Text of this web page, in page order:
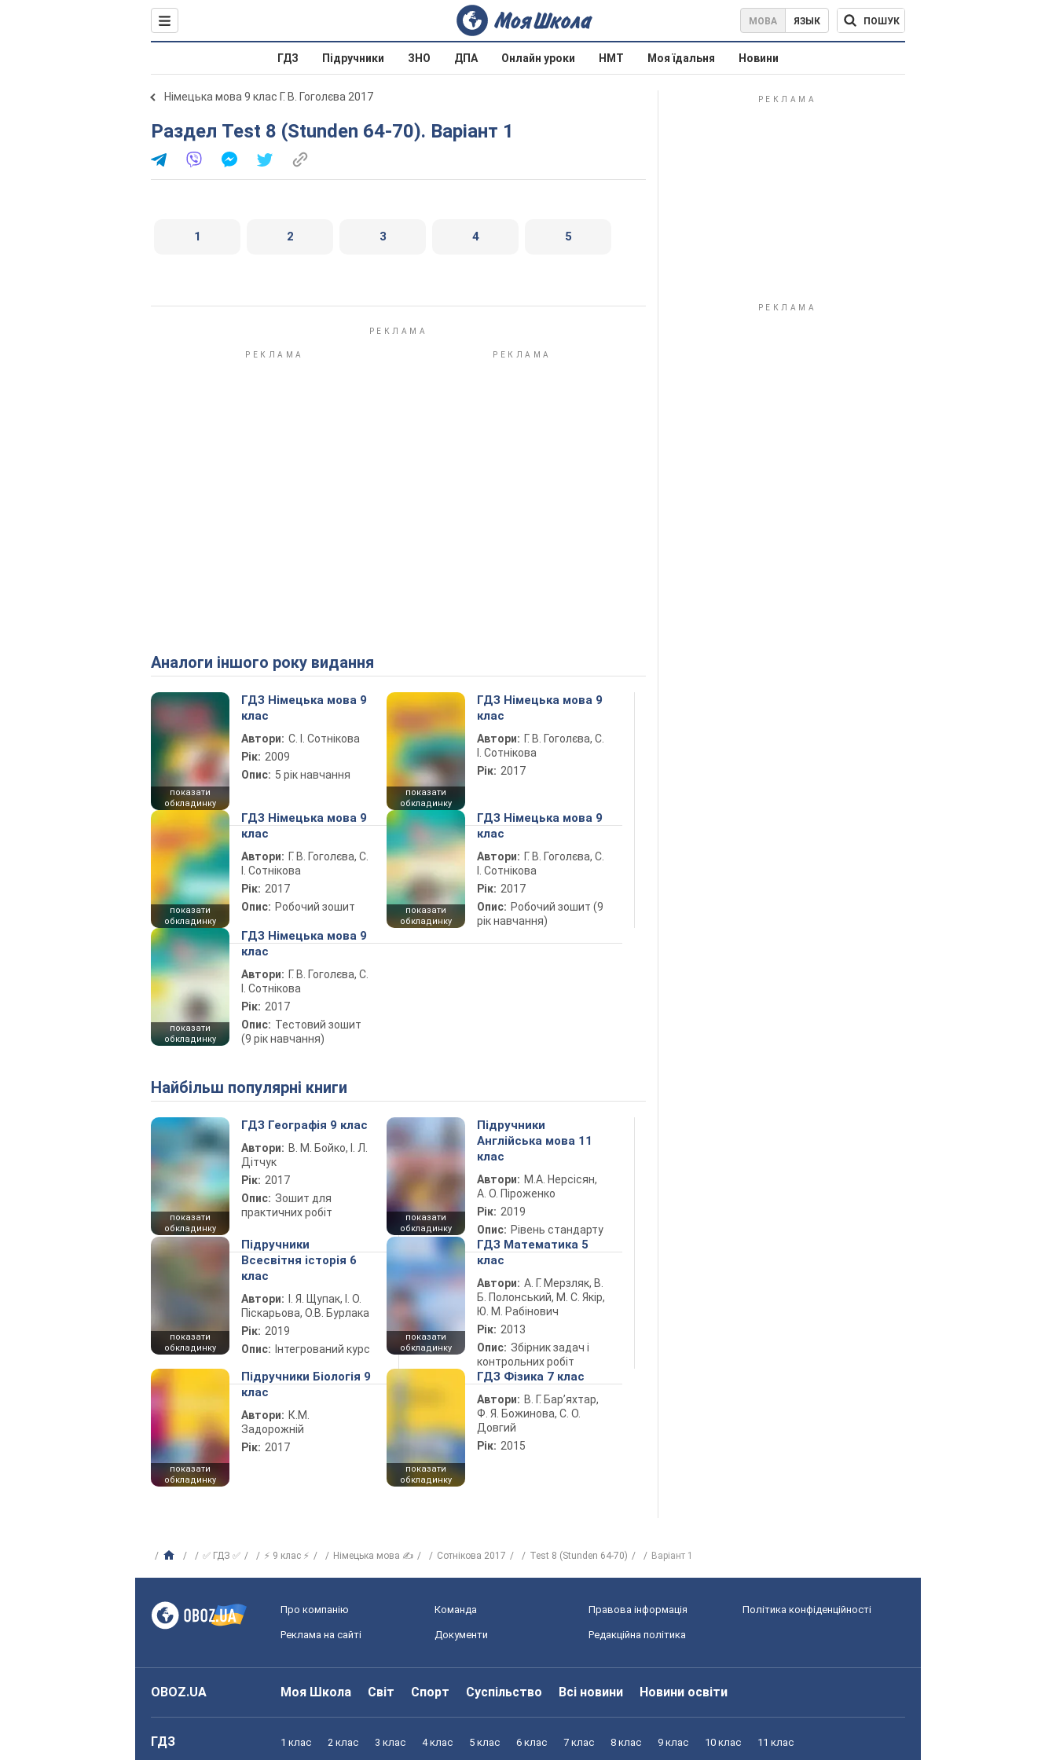
МОВА ЯЗЫК ПОШУК
ГДЗ Підручники ЗНО ДПА Онлайн уроки НМТ Моя їдальня Новини
Німецька мова 9 клас Г. В. Гоголєва 2017
Раздел Test 8 (Stunden 64-70). Варіант 1
1 2 3 4 5
Аналоги іншого року видання
показати
обкладинку
ГДЗ Німецька мова 9
клас
Автори: С. І. Сотнікова
Рік: 2009
Опис: 5 рік навчання
показати
обкладинку
ГДЗ Німецька мова 9
клас
Автори: Г. В. Гоголєва, С.
І. Сотнікова
Рік: 2017
показати
обкладинку
ГДЗ Німецька мова 9
клас
Автори: Г. В. Гоголєва, С.
І. Сотнікова
Рік: 2017
Опис: Робочий зошит
показати
обкладинку
ГДЗ Німецька мова 9
клас
Автори: Г. В. Гоголєва, С.
І. Сотнікова
Рік: 2017
Опис: Робочий зошит (9
рік навчання)
показати
обкладинку
ГДЗ Німецька мова 9
клас
Автори: Г. В. Гоголєва, С.
І. Сотнікова
Рік: 2017
Опис: Тестовий зошит
(9 рік навчання)
Найбільш популярні книги
показати
обкладинку
ГДЗ Географія 9 клас
Автори: В. М. Бойко, І. Л.
Дітчук
Рік: 2017
Опис: Зошит для
практичних робіт
показати
обкладинку
Підручники
Англійська мова 11
клас
Автори: М.А. Нерсісян,
А. О. Піроженко
Рік: 2019
Опис: Рівень стандарту
показати
обкладинку
Підручники
Всесвітня історія 6
клас
Автори:
І. Я. Щупак, І. О.
Піскарьова, О.В. Бурлака
Рік: 2019
Опис: Інтегрований курс
показати
обкладинку
ГДЗ Математика 5
клас
Автори: А. Г. Мерзляк, В.
Б. Полонський, М. С. Якір,
Ю. М. Рабінович
Рік: 2013
Опис: Збірник задач і
контрольних робіт
показати
обкладинку
Підручники Біологія 9
клас
Автори: К.М.
Задорожній
Рік: 2017
показати
обкладинку
ГДЗ Фізика 7 клас
Автори: В. Г. Бар’яхтар,
Ф. Я. Божинова, С. О.
Довгий
Рік: 2015
✅ ГДЗ ✅ ⚡ 9 клас ⚡ Німецька мова ✍ Сотнікова 2017 Test 8 (Stunden 64-70) Варіант 1
Про компанію Команда Правова інформація Політика конфіденційності
Реклама на сайті Документи Редакційна політика
OBOZ.UA Моя Школа Світ Спорт Суспільство Всі новини Новини освіти
ГДЗ 1 клас 2 клас 3 клас 4 клас 5 клас 6 клас 7 клас 8 клас 9 клас 10 клас 11 клас